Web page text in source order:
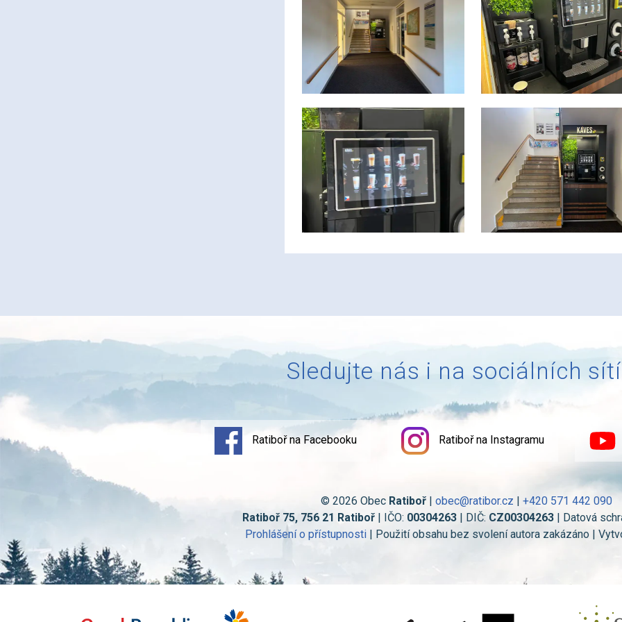
Sledujte nás i na sociálních
Ratiboř na Facebooku Ratiboř na Instagramu
© 2026 Obec Ratiboř | obec@ratibor.cz | +420 571 442 090
Ratiboř 75, 756 21 Ratiboř| IČO: 00304263| DIČ: CZ00304263| Datová
Prohlášení o přístupnosti | Použití obsahu bez svolení autora zakázáno |